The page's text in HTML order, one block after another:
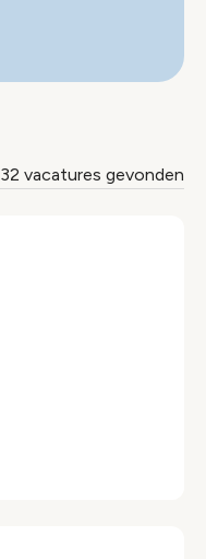
32 vacatures gevonden